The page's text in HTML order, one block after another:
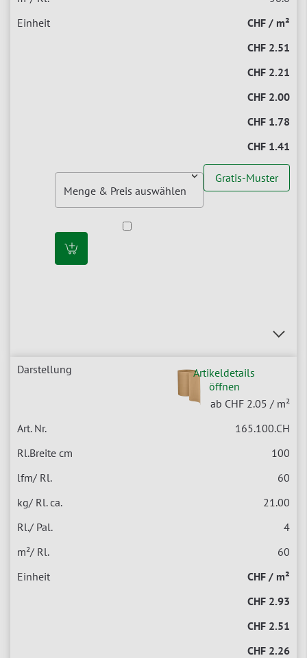
CHF / m²
CHF 2.51
CHF 2.21
CHF 2.00
CHF 1.78
CHF 1.41
Gratis-Muster
Artikeldetails
öffnen
ab CHF 2.05 / m²
165.100.CH
100
60
21.00
4
60
CHF / m²
CHF 2.93
CHF 2.51
CHF 2.26